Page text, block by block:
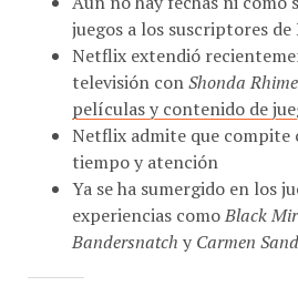
Netflix extendió
televisión conShonda
películas y contenido de
Netflix admite que compite
tiempo y atención
Ya se ha sumergido en los
experiencias como Black
BandersnatchyCarmen